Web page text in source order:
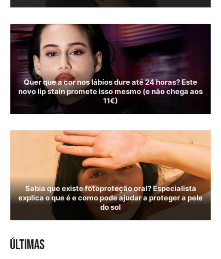
Quer que a cor nos lábios dure até 24 horas? Este
novo lip stain promete isso mesmo (e não chega aos
11€)
Sabia que existe fotoproteção oral? Especialista
explica o que é e como pode ajudar a proteger a pele
do sol
ÚLTIMAS